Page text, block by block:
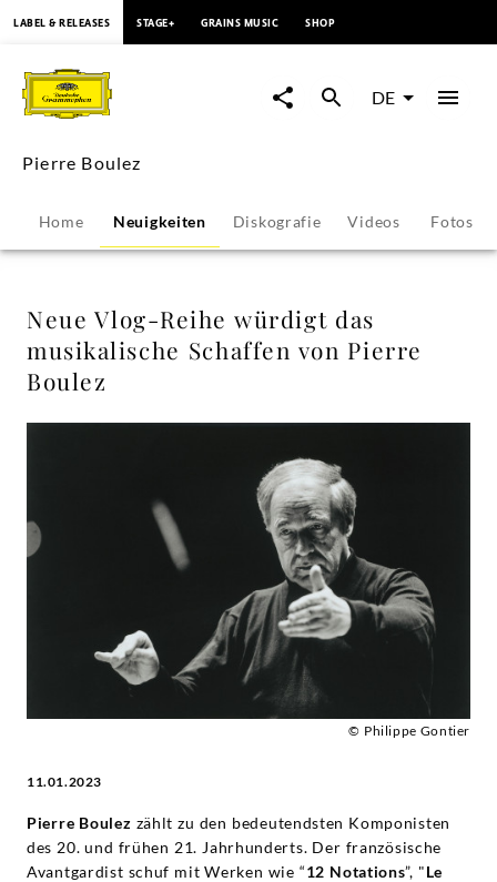
Vlog-
Reihe
würdigt
das
musikalische
Schaffen
von
Boulez
Deutsche
Grammophon
LABEL & RELEASES STAGE+ GRAINS MUSIC SHOP
DE
Pierre Boulez
Home Neuigkeiten Diskografie Videos Fotos
Neue Vlog-Reihe würdigt das
musikalische Schaffen von Pierre
Boulez
© Philippe Gontier
11.01.2023
Pierre Boulez zählt zu den bedeutendsten Komponisten
des 20. und frühen 21. Jahrhunderts. Der französische
Avantgardist schuf mit Werken wie “12 Notations”, "Le